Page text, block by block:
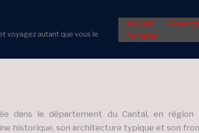
voyagez autant que vous le
Accueil
Plongée
dans le département du Cantal, en
historique, son architecture typique et son